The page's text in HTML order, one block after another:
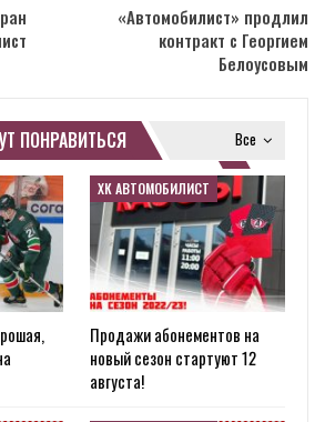
«Автомобилист» продлил
контракт с Георгием
Белоусовым
Все
ПОНРАВИТЬСЯ
ХК АВТОМОБИЛИСТ
Продажи абонементов на
новый сезон стартуют 12
августа!